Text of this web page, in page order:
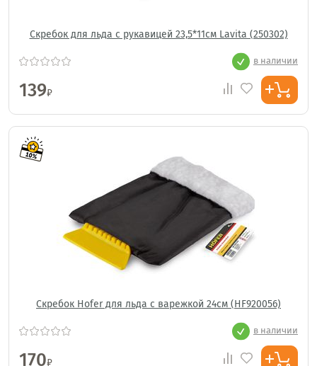
Скребок для льда с рукавицей 23,5*11см Lavita (250302)
в наличии
139₽
Скребок Hofer для льда с варежкой 24см (HF920056)
в наличии
170₽